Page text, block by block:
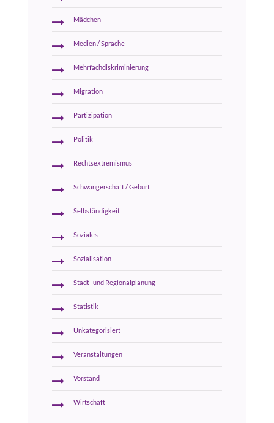
Mädchen
Medien / Sprache
Mehrfachdiskriminierung
Migration
Partizipation
Politik
Rechtsextremismus
Schwangerschaft / Geburt
Selbständigkeit
Soziales
Sozialisation
Stadt- und Regionalplanung
Statistik
Unkategorisiert
Veranstaltungen
Vorstand
Wirtschaft